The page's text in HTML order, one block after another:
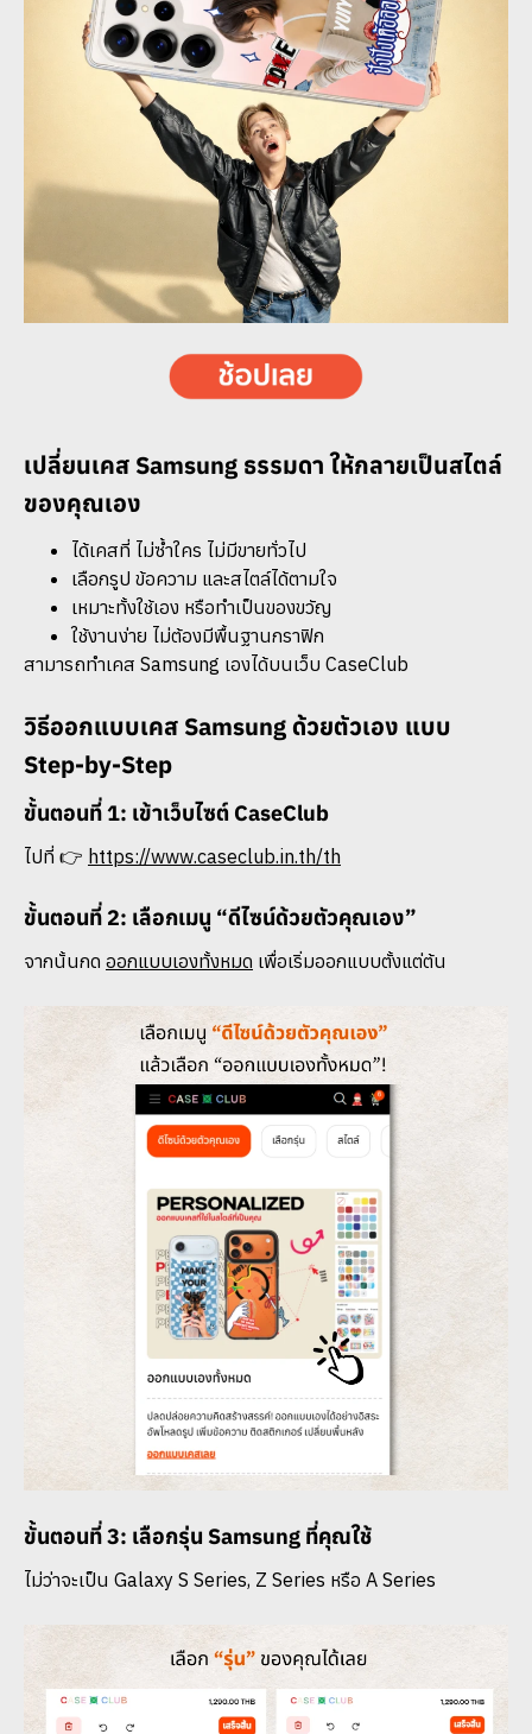
เปลี่ยนเคส Samsung ธรรมดา ให้กลายเป็นสไตล์
ของคุณเอง
ได้เคสที่ ไม่ซ้ำใคร ไม่มีขายทั่วไป
เลือกรูป ข้อความ และสไตล์ได้ตามใจ
เหมาะทั้งใช้เอง หรือทำเป็นของขวัญ
ใช้งานง่าย ไม่ต้องมีพื้นฐานกราฟิก
สามารถทำเคส Samsung เองได้บนเว็บ CaseClub
วิธีออกแบบเคส Samsung ด้วยตัวเอง แบบ
Step-by-Step
ขั้นตอนที่ 1: เข้าเว็บไซต์ CaseClub
ไปที่ 👉 https://www.caseclub.in.th/th
ขั้นตอนที่ 2: เลือกเมนู “ดีไซน์ด้วยตัวคุณเอง”
จากนั้นกด ออกแบบเองทั้งหมด เพื่อเริ่มออกแบบตั้งแต่ต้น
ขั้นตอนที่ 3: เลือกรุ่น Samsung ที่คุณใช้
ไม่ว่าจะเป็น Galaxy S Series, Z Series หรือ A Series